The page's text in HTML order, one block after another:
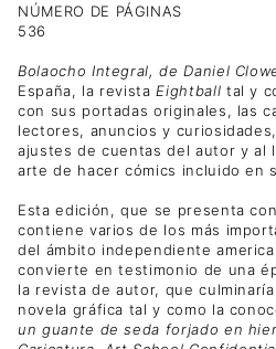
NÚMERO DE PÁGINAS
536
Bolaocho Integral, de Daniel
España, la revistaEightball tal y
con sus portadas originales, las
lectores, anuncios y
ajustes de cuentas del autor y al
arte de hacer cómics incluido en
Esta edición, que se presenta
contiene varios de los más
del ámbito independiente
convierte en testimonio de una
la revista de autor, que
novela gráfica tal y como la
un guante de seda forjado en